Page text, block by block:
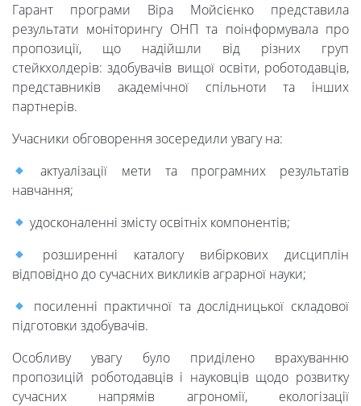
Гарант програми Віра Мойсієнко представила
результати моніторингу ОНП та поінформувала про
пропозиції, що надійшли від різних груп
стейкхолдерів: здобувачів вищої освіти, роботодавців,
представників академічної спільноти та інших
партнерів.
Учасники обговорення зосередили увагу на:
актуалізації мети та програмних результатів
навчання;
удосконаленні змісту освітніх компонентів;
розширенні каталогу вибіркових дисциплін
відповідно до сучасних викликів аграрної науки;
посиленні практичної та дослідницької складової
підготовки здобувачів.
Особливу увагу було приділено врахуванню
пропозицій роботодавців і науковців щодо розвитку
сучасних напрямів агрономії, екологізації